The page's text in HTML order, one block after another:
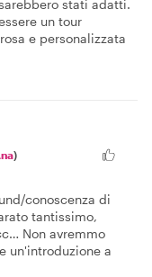
stati adatti.
un tour
e personalizzata
)
conoscenza di
tantissimo,
Non avremmo
un'introduzione a